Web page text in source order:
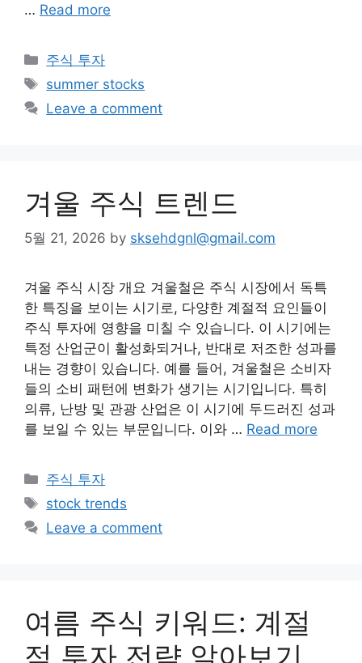
… Read more
Categories
주식 투자
Tags
summer stocks
Leave a comment
겨울 주식 트렌드
5월 21, 2026 by sksehdgnl@gmail.com
겨울 주식 시장 개요 겨울철은 주식 시장에서 독특
한 특징을 보이는 시기로, 다양한 계절적 요인들이
주식 투자에 영향을 미칠 수 있습니다. 이 시기에는
특정 산업군이 활성화되거나, 반대로 저조한 성과를
내는 경향이 있습니다. 예를 들어, 겨울철은 소비자
들의 소비 패턴에 변화가 생기는 시기입니다. 특히
의류, 난방 및 관광 산업은 이 시기에 두드러진 성과
를 보일 수 있는 부문입니다. 이와 … Read more
Categories
주식 투자
Tags
stock trends
Leave a comment
여름 주식 키워드: 계절
적 투자 전략 알아보기